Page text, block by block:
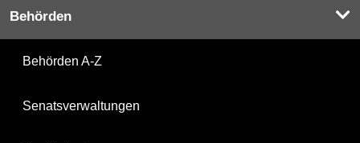
Behörden
Behörden A-Z
Senatsverwaltungen